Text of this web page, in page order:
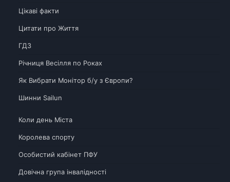
Цікаві факти
Цитати про Життя
ГДЗ
Річниця Весілля по Роках
Як Вибрати Монітор б/у з Європи?
Шинни Sailun
Коли день Міста
Королева спорту
Особистий кабінет ПФУ
Довічна група інвалідності